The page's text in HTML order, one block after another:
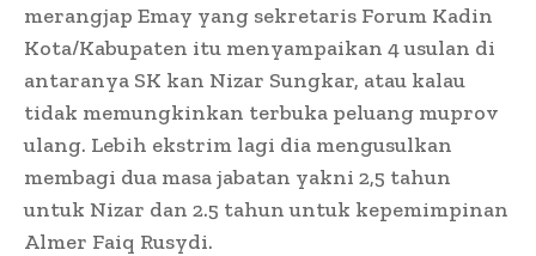
merangjap Emay yang sekretaris Forum Kadin
Kota/Kabupaten itu menyampaikan 4 usulan di
antaranya SK kan Nizar Sungkar, atau kalau
tidak memungkinkan terbuka peluang muprov
ulang. Lebih ekstrim lagi dia mengusulkan
membagi dua masa jabatan yakni 2,5 tahun
untuk Nizar dan 2.5 tahun untuk kepemimpinan
Almer Faiq Rusydi.